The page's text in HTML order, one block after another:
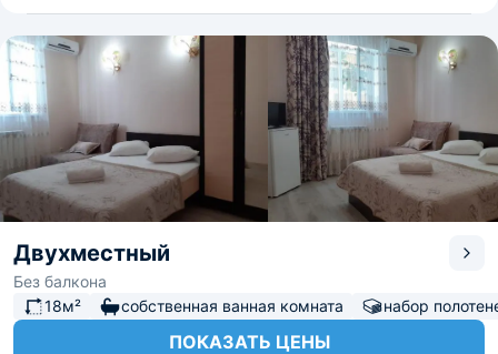
Двухместный
Без балкона
18м²
собственная ванная комната набор
ПОКАЗАТЬ ЦЕНЫ